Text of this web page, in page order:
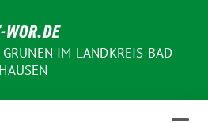
WOR.DE
IM LANDKREIS BAD